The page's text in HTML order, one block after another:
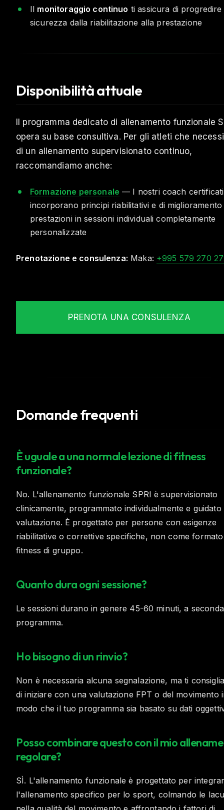
Il monitoraggio continuo ti assicura di progredire
sicurezza dalla riabilitazione alla prestazione
Disponibilità attuale
Il programma dedicato di allenamento funzionale
opera su base consultiva. Per gli atleti che
di un allenamento supervisionato continuo,
raccomandiamo anche:
Formazione personale — I nostri coach certificati
incorporano principi riabilitativi e di miglioramento
prestazioni in sessioni individuali completamente
personalizzate
Prenotazione e consulenza: Maka: +995 579 270
PRENOTA UNA CONSULENZA
Domande frequenti
È uguale a una normale lezione di fitness
funzionale?
No. L'allenamento funzionale SPRI è supervisionato
clinicamente, programmato individualmente e guidato
valutazione. È progettato per persone con esigenze
riabilitative o correttive specifiche, non come
fitness di gruppo.
Quanto dura ogni sessione?
Le sessioni durano in genere 45-60 minuti, a
programma.
Ho bisogno di un rinvio?
Non è necessaria alcuna segnalazione, ma ti
di iniziare con una valutazione FPT o del movimento
modo che il tuo programma sia basato su dati
Posso combinare questo con il mio
regolare?
SÌ. L'allenamento funzionale è progettato per
l'allenamento specifico per lo sport, colmando le